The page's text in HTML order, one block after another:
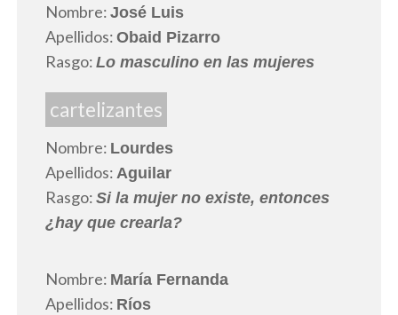
Nombre: José Luis
Apellidos: Obaid Pizarro
Rasgo: Lo masculino en las mujeres
cartelizantes
Nombre: Lourdes
Apellidos: Aguilar
Rasgo: Si la mujer no existe, entonces
¿hay que crearla?
Nombre: María Fernanda
Apellidos: Ríos